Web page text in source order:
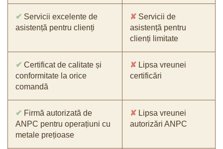
✔ Servicii excelente de
asistență pentru clienți
✘ Servicii de
asistență pentru
clienți limitate
✔ Certificat de calitate și
conformitate la orice
comandă
✘ Lipsa vreunei
certificări
✔ Firmă autorizată de
ANPC pentru operațiuni cu
metale prețioase
✘ Lipsa vreunei
autorizări ANPC